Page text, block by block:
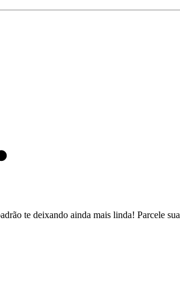
te deixando ainda mais linda! Parcele